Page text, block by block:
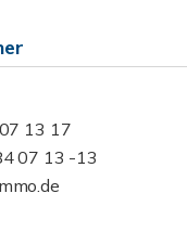
13 17
07 13 -13